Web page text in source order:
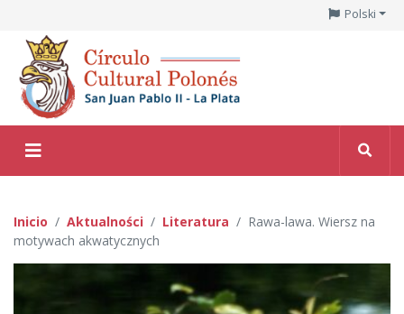
Polski
Inicio Aktualności Literatura
Rawa-lawa. Wiersz na
motywach akwatycznych